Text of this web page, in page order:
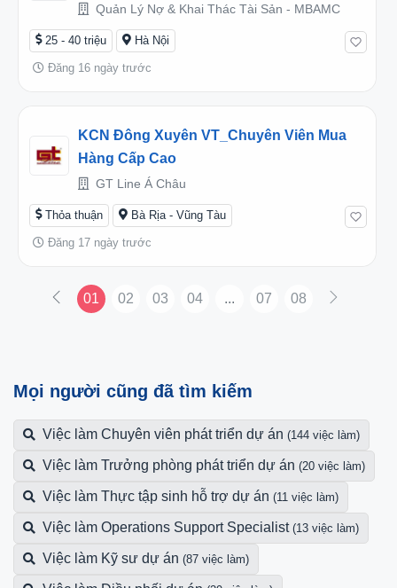
Quản Lý Nợ & Khai Thác Tài Sản - MBAMC
25 - 40 triệu Hà Nội
Đăng 16 ngày trước
KCN Đông Xuyên VT_Chuyên Viên Mua
Hàng Cấp Cao
GT Line Á Châu
Thỏa thuận Bà Rịa - Vũng Tàu
Đăng 17 ngày trước
01 02 03 04 ... 07 08
Mọi người cũng đã tìm kiếm
Việc làm Chuyên viên phát triển dự án (144 việc làm)
Việc làm Trưởng phòng phát triển dự án (20 việc làm)
Việc làm Thực tập sinh hỗ trợ dự án (11 việc làm)
Việc làm Operations Support Specialist (13 việc làm)
Việc làm Kỹ sư dự án (87 việc làm)